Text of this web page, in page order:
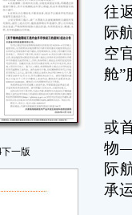
下一版
往
际
空
舱”
或
物
际
承